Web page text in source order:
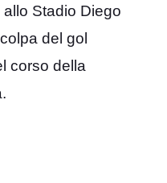
Stadio Diego
del gol
corso della